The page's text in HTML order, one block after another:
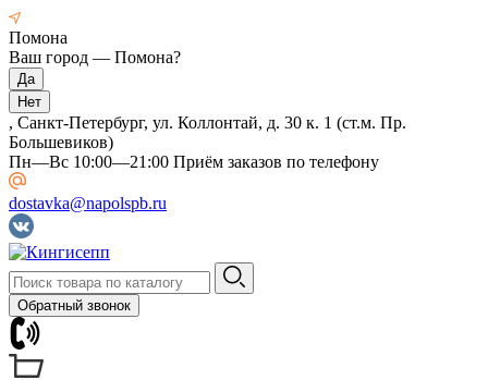
Помона
Ваш город — Помона?
, Санкт-Петербург, ул. Коллонтай, д. 30 к. 1 (ст.м. Пр.
Большевиков)
Пн—Вс 10:00—21:00 Приём заказов по телефону
dostavka@napolspb.ru
Обратный звонок